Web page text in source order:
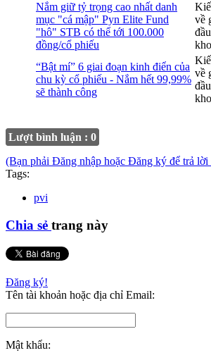
Nắm giữ tỷ trọng cao nhất danh
mục "cá mập" Pyn Elite Fund
"hô" STB có thể tới 100.000
đồng/cổ phiếu
về
“Bật mí” 6 giai đoạn kinh điển của
chu kỳ cổ phiếu - Nắm hết 99,99%
sẽ thành công
về
Lượt bình luận : 0
(Bạn phải Đăng nhập hoặc Đăng ký để trả lời
Tags:
pvi
Chia sẻ trang này
Đăng ký!
Tên tài khoản hoặc địa chỉ Email:
Mật khẩu: